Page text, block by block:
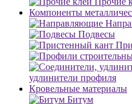
Компоненты
Подвесы
удлинители профиля
Кровельные материалы
Битум